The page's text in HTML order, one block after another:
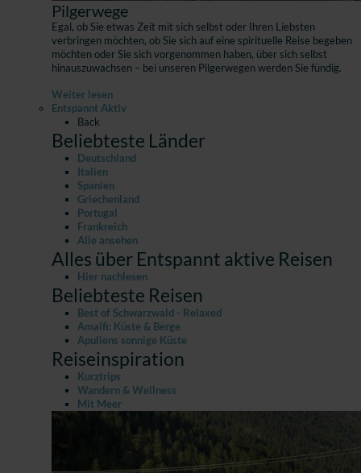
Pilgerwege
Egal, ob Sie etwas Zeit mit sich selbst oder Ihren Liebsten
verbringen möchten, ob Sie sich auf eine spirituelle Reise begeben
möchten oder Sie sich vorgenommen haben, über sich selbst
hinauszuwachsen – bei unseren Pilgerwegen werden Sie fündig.
Weiter lesen
Entspannt Aktiv
Back
Beliebteste Länder
Deutschland
Italien
Spanien
Griechenland
Portugal
Frankreich
Alle ansehen
Alles über Entspannt aktive Reisen
Hier nachlesen
Beliebteste Reisen
Best of Schwarzwald - Relaxed
Amalfi: Küste & Berge
Apuliens sonnige Küste
Reiseinspiration
Kurztrips
Wandern & Wellness
Mit Meer